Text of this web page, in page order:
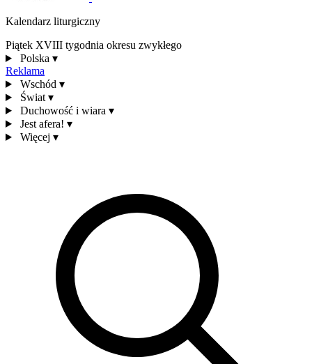
Kalendarz liturgiczny
Piątek XVIII tygodnia okresu zwykłego
Polska ▾
Reklama
Wschód ▾
Świat ▾
Duchowość i wiara ▾
Jest afera! ▾
Więcej ▾